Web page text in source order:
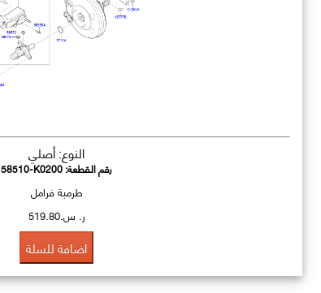
النوع: أصلي
رقم القطعة:58510-K0200
طرمبة فرامل
ر. س.519.80
اضافة للسلة